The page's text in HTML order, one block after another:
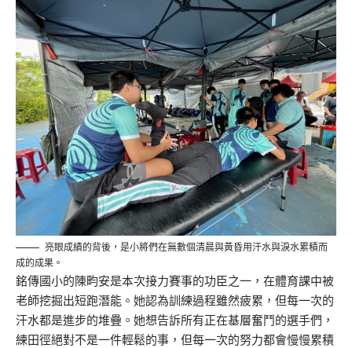
亮眼成績的背後，是小將們在無數個清晨與黃昏用汗水與淚水累積而
成的成果。
銘傳國小的陳畇安是本次接力賽事的功臣之一，在體育課中被
老師挖掘出短跑潛能。她認為訓練過程雖然疲累，但每一次的
汗水都是進步的堆疊。她想告訴所有正在基層奮鬥的選手們，
練田徑絕對不是一件輕鬆的事，但每一次的努力都會慢慢累積